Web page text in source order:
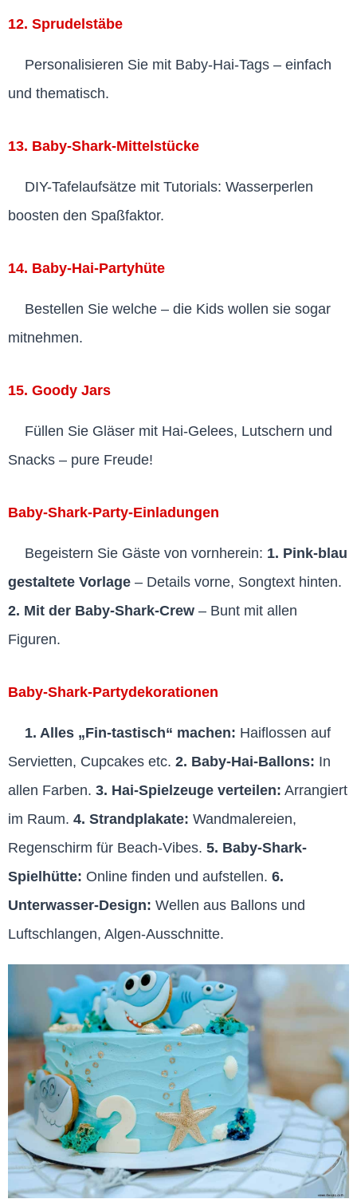
12. Sprudelstäbe
Personalisieren Sie mit Baby-Hai-Tags – einfach
und thematisch.
13. Baby-Shark-Mittelstücke
DIY-Tafelaufsätze mit Tutorials: Wasserperlen
boosten den Spaßfaktor.
14. Baby-Hai-Partyhüte
Bestellen Sie welche – die Kids wollen sie sogar
mitnehmen.
15. Goody Jars
Füllen Sie Gläser mit Hai-Gelees, Lutschern und
Snacks – pure Freude!
Baby-Shark-Party-Einladungen
Begeistern Sie Gäste von vornherein: 1. Pink-blau
gestaltete Vorlage – Details vorne, Songtext hinten.
2. Mit der Baby-Shark-Crew – Bunt mit allen
Figuren.
Baby-Shark-Partydekorationen
1. Alles „Fin-tastisch“ machen: Haiflossen auf
Servietten, Cupcakes etc. 2. Baby-Hai-Ballons: In
allen Farben. 3. Hai-Spielzeuge verteilen: Arrangiert
im Raum. 4. Strandplakate: Wandmalereien,
Regenschirm für Beach-Vibes. 5. Baby-Shark-
Spielhütte: Online finden und aufstellen. 6.
Unterwasser-Design: Wellen aus Ballons und
Luftschlangen, Algen-Ausschnitte.